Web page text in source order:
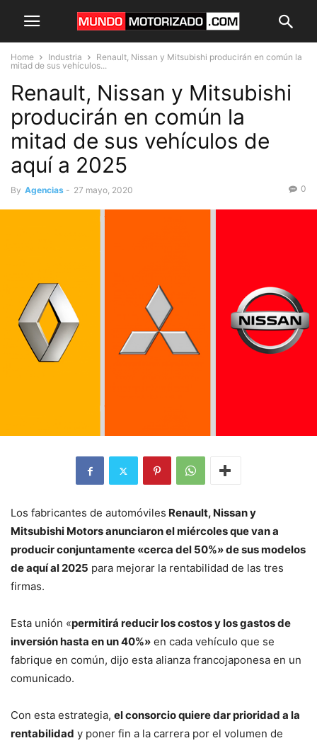
Home Industria
Renault, Nissan y Mitsubishi producirán en común la
mitad de sus vehículos...
Renault, Nissan y Mitsubishi
producirán en común la
mitad de sus vehículos de
aquí a 2025
By Agencias - 27 mayo, 2020 0
Los fabricantes de automóviles Renault, Nissan y
Mitsubishi Motors anunciaron el miércoles que van a
producir conjuntamente «cerca del 50%» de sus modelos
de aquí al 2025 para mejorar la rentabilidad de las tres
firmas.
Esta unión «permitirá reducir los costos y los gastos de
inversión hasta en un 40%» en cada vehículo que se
fabrique en común, dijo esta alianza francojaponesa en un
comunicado.
Con esta estrategia, el consorcio quiere dar prioridad a la
rentabilidad y poner fin a la carrera por el volumen de